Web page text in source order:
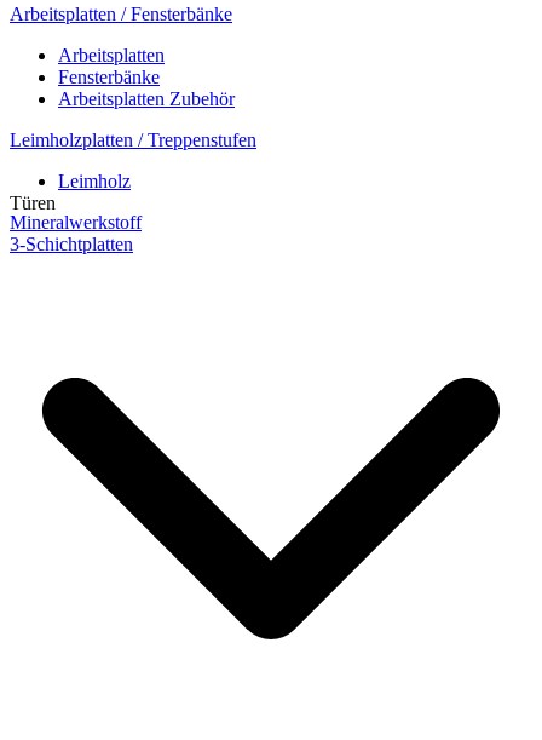
Arbeitsplatten / Fensterbänke
Arbeitsplatten
Fensterbänke
Arbeitsplatten Zubehör
Leimholzplatten / Treppenstufen
Leimholz
Mineralwerkstoff
3-Schichtplatten
Türen